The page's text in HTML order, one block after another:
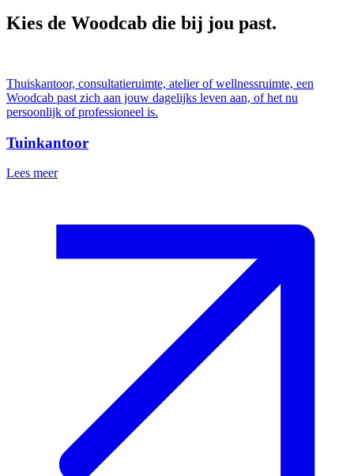
Kies de Woodcab die bij jou past.
Thuiskantoor, consultatieruimte, atelier of wellnessruimte, een
Woodcab past zich aan jouw dagelijks leven aan, of het nu
persoonlijk of professioneel is.
Tuinkantoor
Lees meer